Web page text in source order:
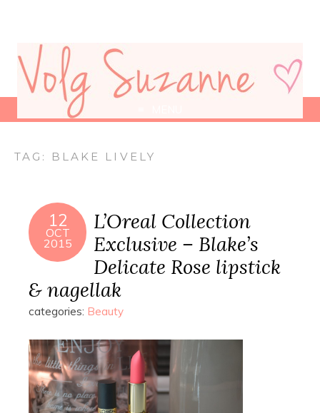
TAG: BLAKE LIVELY
12
OCT
2015
L’Oreal Collection
Exclusive – Blake’s
Delicate Rose lipstick
& nagellak
categories: Beauty